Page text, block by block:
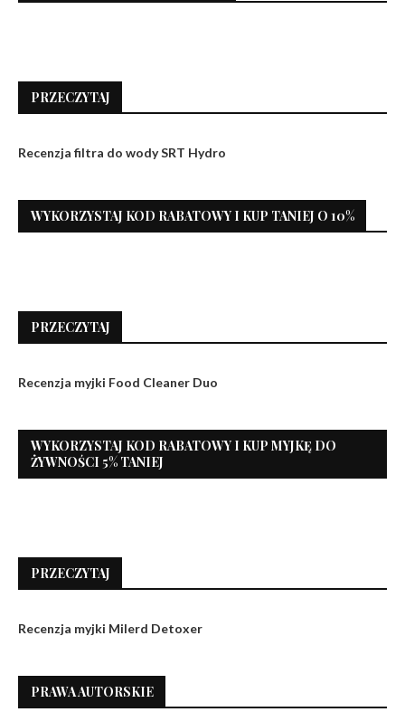
PRZECZYTAJ
Recenzja filtra do wody SRT Hydro
WYKORZYSTAJ KOD RABATOWY I KUP TANIEJ O 10%
PRZECZYTAJ
Recenzja myjki Food Cleaner Duo
WYKORZYSTAJ KOD RABATOWY I KUP MYJKĘ DO
ŻYWNOŚCI 5% TANIEJ
PRZECZYTAJ
Recenzja myjki Milerd Detoxer
PRAWA AUTORSKIE